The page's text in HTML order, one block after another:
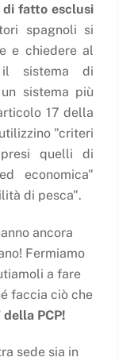
di fatto esclusi
spagnoli si
e chiedere al
sistema di
sistema più
17 della
"criteri
quelli di
economica"
di pesca".
ancora
Fermiamo
a fare
faccia ciò che
PCP!
sede sia in